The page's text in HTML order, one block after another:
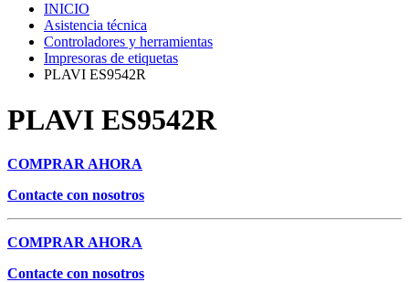
INICIO
Asistencia técnica
Controladores y herramientas
Impresoras de etiquetas
PLAVI ES9542R
PLAVI ES9542R
COMPRAR AHORA
Contacte con nosotros
COMPRAR AHORA
Contacte con nosotros